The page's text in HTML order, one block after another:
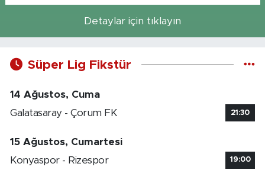
Detaylar için tıklayın
Süper Lig Fikstür
14 Ağustos, Cuma
Galatasaray - Çorum FK
21:30
15 Ağustos, Cumartesi
Konyaspor - Rizespor
19:00